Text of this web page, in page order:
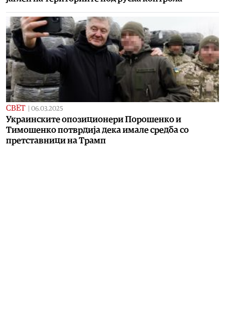
СВЕТ 06.03.2025
Украинските опозиционери Порошенко и
Тимошенко потврдија дека имале средба со
претставници на Трамп